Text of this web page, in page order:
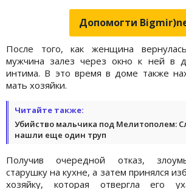
Допомогти
После того, как женщина
мужчина залез через окно к ней в
интима. В это время в доме также
мать хозяйки.
Читайте также:
Убийство мальчика под Мелитополем:
нашли еще один труп
Получив очередной отказ,
старушку на кухне, а затем принялся
хозяйку, которая отвергла его